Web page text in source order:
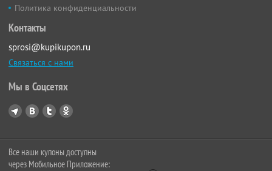
Политика конфиденциальности
Контакты
sprosi@kupikupon.ru
Связаться с нами
Мы в Соцсетях
Все наши купоны доступны
через Мобильное Приложение: